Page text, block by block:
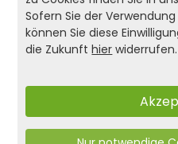
und Design perfekt in
für Gästezimmer,
Aufbewahrungslösung im
Produkt- und
Zurück zur Liste
Sofern Sie der
können Sie diese
die Zukunfthier widerrufen.